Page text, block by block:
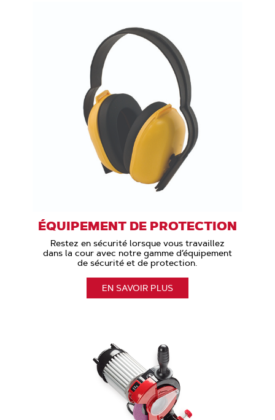
ÉQUIPEMENT DE PROTECTION
Restez en sécurité lorsque vous travaillez
dans la cour avec notre gamme d’équipement
de sécurité et de protection.
EN SAVOIR PLUS